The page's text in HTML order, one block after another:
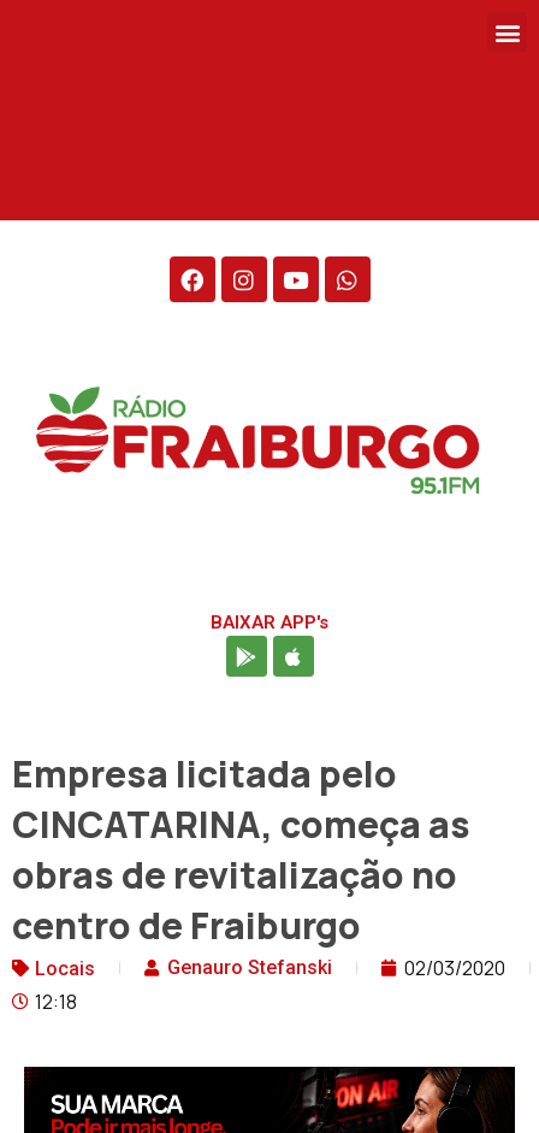
BAIXAR APP's
Empresa licitada pelo
CINCATARINA, começa as
obras de revitalização no
centro de Fraiburgo
Locais Genauro Stefanski
02/03/2020
12:18